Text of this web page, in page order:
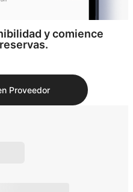
y comience
Proveedor